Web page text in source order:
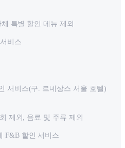
특별 할인 메뉴 제외
비스
서비스(구. 르네상스 서울 호텔)
제외, 음료 및 주류 제외
F&B 할인 서비스